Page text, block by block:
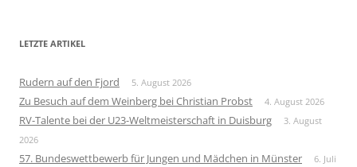
LETZTE ARTIKEL
Rudern auf den Fjord 5. August 2026
Zu Besuch auf dem Weinberg bei Christian Probst 4. August 2026
RV-Talente bei der U23-Weltmeisterschaft in Duisburg
3. August
2026
57. Bundeswettbewerb für Jungen und Mädchen in Münster
6. Juli